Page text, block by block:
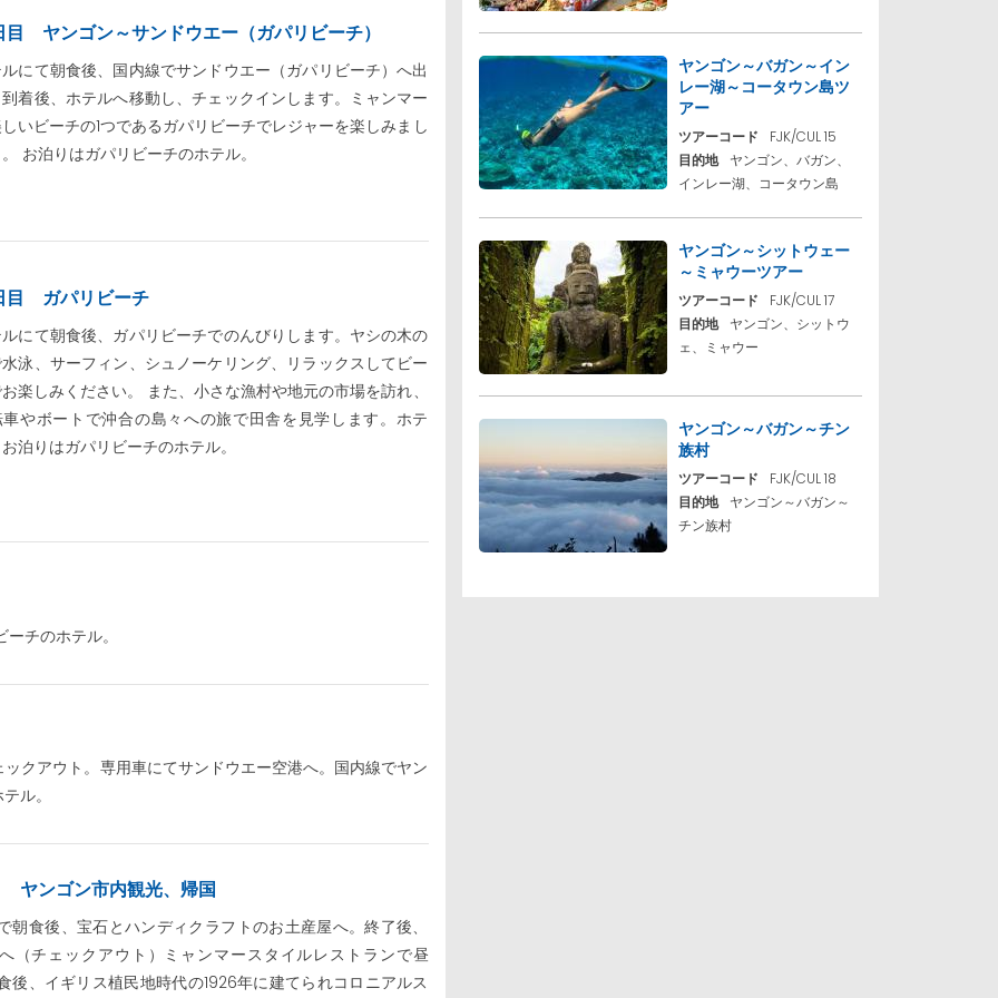
目 ヤンゴン～サンドウエー（ガパリビーチ）
にて朝食後、国内線でサンドウエー（ガパリビーチ）へ出
着後、ホテルへ移動し、チェックインします。ミャンマー
いビーチの1つであるガパリビーチでレジャーを楽しみまし
お泊りはガパリビーチのホテル。
目 ガパリビーチ
にて朝食後、ガパリビーチでのんびりします。ヤシの木の
泳、サーフィン、シュノーケリング、リラックスしてビー
楽しみください。 また、小さな漁村や地元の市場を訪れ、
やボートで沖合の島々への旅で田舎を見学します。ホテ
泊りはガパリビーチのホテル。
チのホテル。
クアウト。専用車にてサンドウエー空港へ。国内線でヤン
ル。
ヤンゴン市内観光、帰国
朝食後、宝石とハンディクラフトのお土産屋へ。終了後、
（チェックアウト）ミャンマースタイルレストランで昼
後、イギリス植民地時代の1926年に建てられコロニアルス
ヤンゴン～バガン～イン
レー湖～コータウン島ツ
アー
ツアーコード
FJK/CUL 15
目的地
ヤンゴン、バガン、
インレー湖、コータウン島
ヤンゴン～シットウェー
～ミャウーツアー
ツアーコード
FJK/CUL 17
目的地
ヤンゴン、シットウ
ェ、ミャウー
ヤンゴン～バガン～チン
族村
ツアーコード
FJK/CUL 18
目的地
ヤンゴン～バガン～
チン族村